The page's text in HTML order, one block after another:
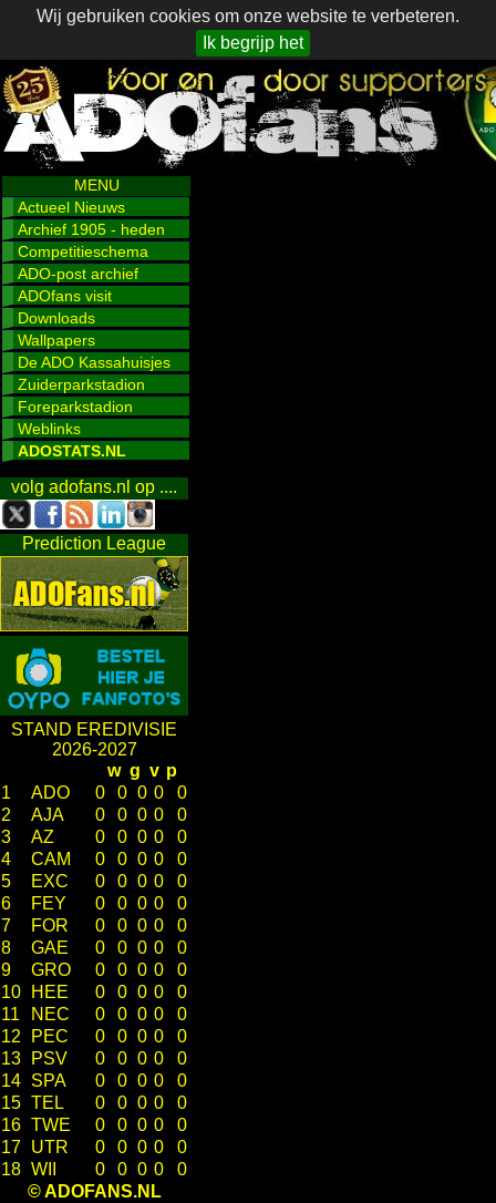
Wij gebruiken cookies om onze website te verbeteren.
Ik begrijp het
MENU
Actueel Nieuws
Archief 1905 - heden
Competitieschema
ADO-post archief
ADOfans visit
Downloads
Wallpapers
De ADO Kassahuisjes
Zuiderparkstadion
Foreparkstadion
Weblinks
ADOSTATS.NL
volg adofans.nl op ....
Prediction League
STAND EREDIVISIE
2026-2027
w g v p
1
ADO 0 0 0 0
0
2
AJA 0 0 0 0
0
3
AZ 0 0 0 0
0
4
CAM 0 0 0 0
0
5
EXC 0 0 0 0
0
6
FEY 0 0 0 0
0
7
FOR 0 0 0 0
0
8
GAE 0 0 0 0
0
9
GRO 0 0 0 0
0
10
HEE 0 0 0 0
0
11
NEC 0 0 0 0
0
12
PEC 0 0 0 0
0
13
PSV 0 0 0 0
0
14 SPA 0 0 0 0
0
15 TEL 0 0 0 0
0
16 TWE 0 0 0 0
0
17 UTR 0 0 0 0
0
18 WII 0 0 0 0
0
© ADOFANS.NL